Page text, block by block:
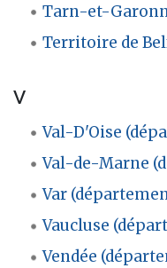
Tarn-et-
Territoire de
V
Val-D'Oise
Val-de-Marne
Var
Vaucluse
Vendée